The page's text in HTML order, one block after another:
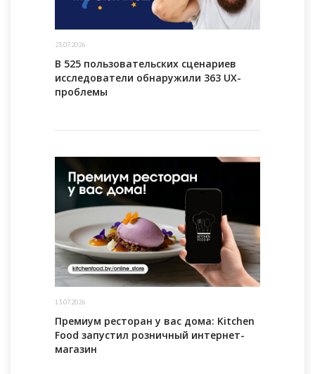
23.07.2026
В 525 пользовательских сценариев
исследователи обнаружили 363 UX-
проблемы
13.07.2026
Премиум ресторан у вас дома: Kitchen
Food запустил розничный интернет-
магазин